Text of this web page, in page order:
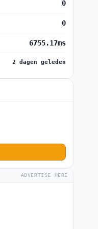
0
0
6755.17ms
2 dagen geleden
ADVERTISE HERE